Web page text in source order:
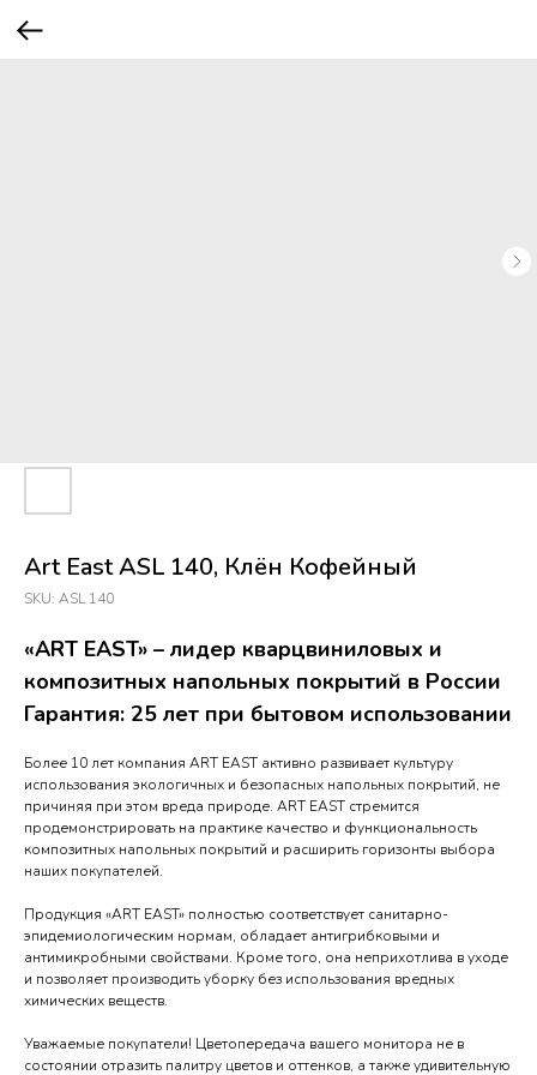
Art East ASL 140, Клён Кофейный
SKU: ASL 140
«ART EAST» – лидер кварцвиниловых и
композитных напольных покрытий в России
Гарантия: 25 лет при бытовом использовании
Более 10 лет компания ART EAST активно развивает культуру
использования экологичных и безопасных напольных покрытий, не
причиняя при этом вреда природе. ART EAST стремится
продемонстрировать на практике качество и функциональность
композитных напольных покрытий и расширить горизонты выбора
наших покупателей.
Продукция «ART EAST» полностью соответствует санитарно-
эпидемиологическим нормам, обладает антигрибковыми и
антимикробными свойствами. Кроме того, она неприхотлива в уходе
и позволяет производить уборку без использования вредных
химических веществ.
Уважаемые покупатели! Цветопередача вашего монитора не в
состоянии отразить палитру цветов и оттенков, а также удивительную